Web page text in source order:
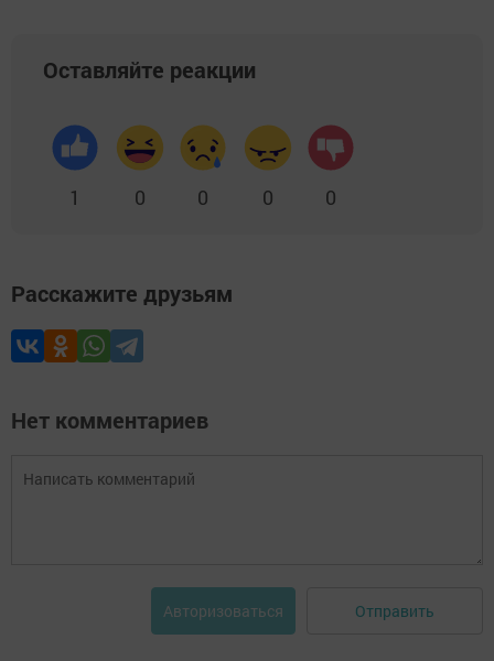
Оставляйте реакции
1 0 0 0 0
Расскажите друзьям
Нет комментариев
Авторизоваться Отправить